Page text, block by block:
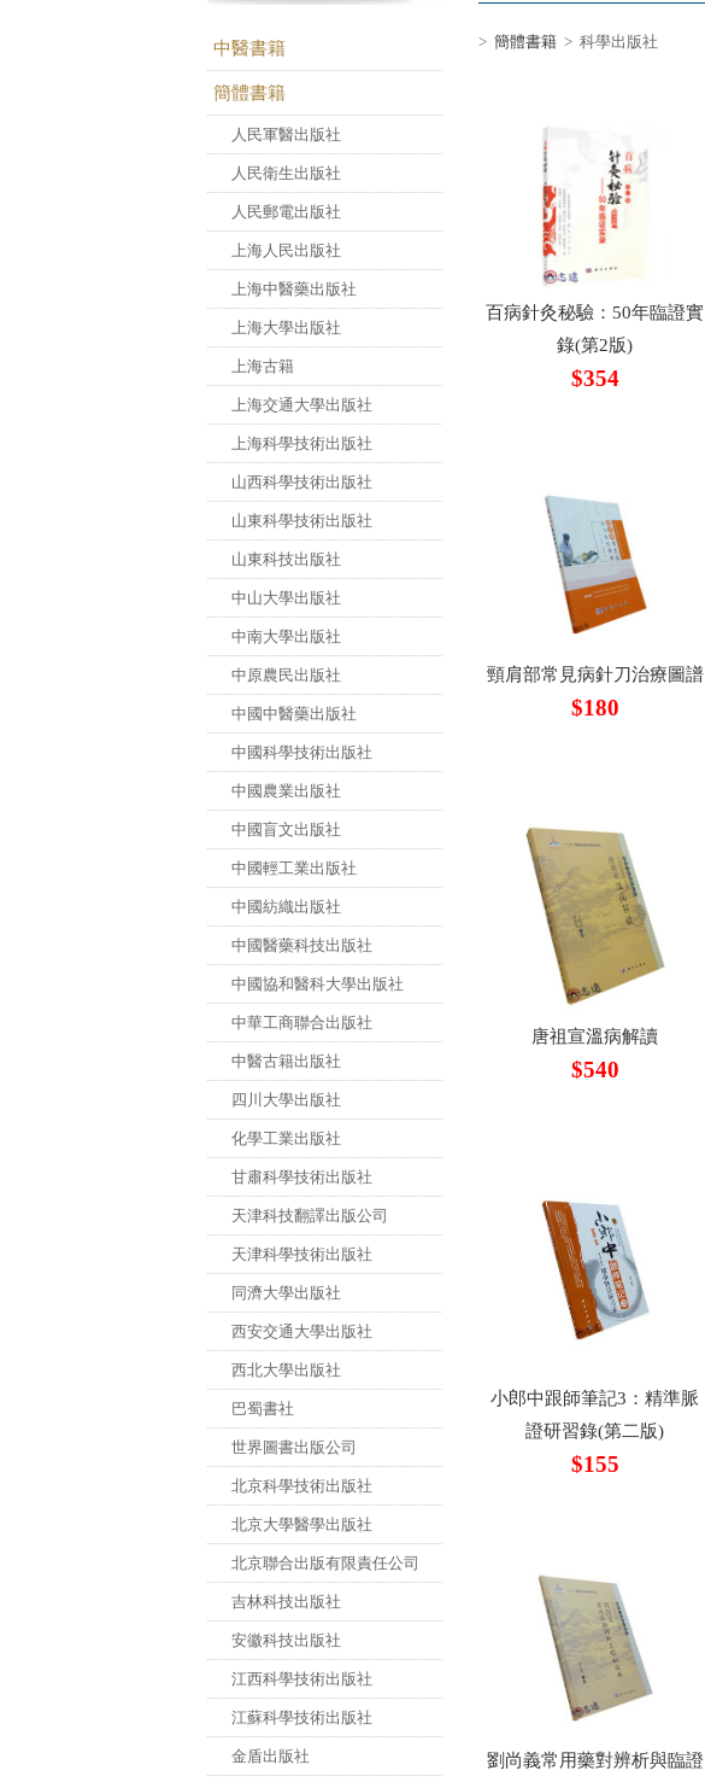
中醫書籍
簡體書籍
人民軍醫出版社
人民衛生出版社
人民郵電出版社
上海人民出版社
上海中醫藥出版社
上海大學出版社
上海古籍
上海交通大學出版社
上海科學技術出版社
山西科學技術出版社
山東科學技術出版社
山東科技出版社
中山大學出版社
中南大學出版社
中原農民出版社
中國中醫藥出版社
中國科學技術出版社
中國農業出版社
中國盲文出版社
中國輕工業出版社
中國紡織出版社
中國醫藥科技出版社
中國協和醫科大學出版社
中華工商聯合出版社
中醫古籍出版社
四川大學出版社
化學工業出版社
甘肅科學技術出版社
天津科技翻譯出版公司
天津科學技術出版社
同濟大學出版社
西安交通大學出版社
西北大學出版社
巴蜀書社
世界圖書出版公司
北京科學技術出版社
北京大學醫學出版社
北京聯合出版有限責任公司
吉林科技出版社
安徽科技出版社
江西科學技術出版社
江蘇科學技術出版社
金盾出版社
> 簡體書籍 > 科學出版社
百病針灸秘驗：50年臨證實
錄(第2版)
$354
頸肩部常見病針刀治療圖譜
$180
唐祖宣溫病解讀
$540
小郎中跟師筆記3：精準脈
證研習錄(第二版)
$155
劉尚義常用藥對辨析與臨證